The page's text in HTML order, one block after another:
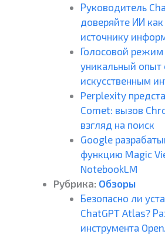
Руководитель
доверяйте ИИ
источнику
Голосовой режим
уникальный опыт
искусственным
Perplexity
Comet: вызов
взгляд на поиск
Google
функцию Magic
NotebookLM
Рубрика: Обзоры
Безопасно ли
ChatGPT Atlas?
инструмента